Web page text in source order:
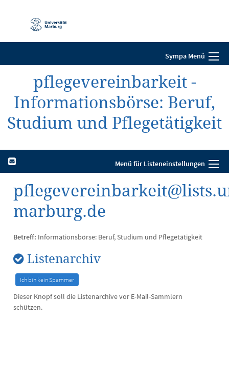
Navigation
Sympa Menü
pflegevereinbarkeit -
Informationsbörse: Beruf,
Studium und Pflegetätigkeit
Menü für Listeneinstellungen
marburg.de
Betreff: Informationsbörse: Beruf, Studium und Pflegetätigkeit
Listenarchiv
Dieser Knopf soll die Listenarchive vor E-Mail-Sammlern
schützen.